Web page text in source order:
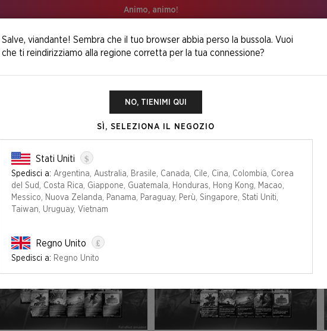
Animo, animo!
The PlayStation Superdrop
Salve, viandante! Sembra che il tuo browser abbia perso la bussola. Vuoi
che ti reindirizziamo alla regione corretta per la tua connessione?
NO, TIENIMI QUI
SÌ, SELEZIONA IL NEGOZIO
Stati Uniti $
Spedisci a: Argentina, Australia, Brasile, Canada, Cile, Cina, Colombia, Corea
del Sud, Costa Rica, Giappone, Guatemala, Honduras, Hong Kong, Macao,
Messico, Nuova Zelanda, Panama, Paraguay, Perù, Singapore, Stati Uniti,
Taiwan, Uruguay, Vietnam
Regno Unito £
Spedisci a: Regno Unito